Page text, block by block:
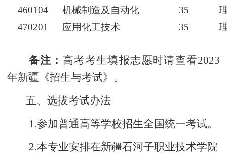
460104
机械制造及自动化 35
470201
应用化工技术 35
备注： 高考考生填报志愿时请查看2023
年新疆《招生与考试》。
五、选拔考试办法
1.参加普通高等学校招生全国统一考试。
2.本专业安排在新疆石河子职业技术学院